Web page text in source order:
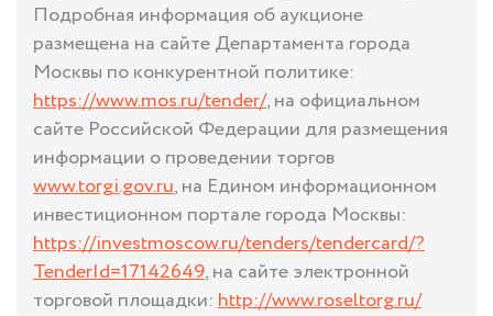
Подробная информация об аукционе
размещена на сайте Департамента города
Москвы по конкурентной политике:
https://www.mos.ru/tender/, на официальном
сайте Российской Федерации для размещения
информации о проведении торгов
www.torgi.gov.ru, на Едином информационном
инвестиционном портале города Москвы:
https://investmoscow.ru/tenders/tendercard/?
TenderId=17142649, на сайте электронной
торговой площадки:http://www.roseltorg.ru/